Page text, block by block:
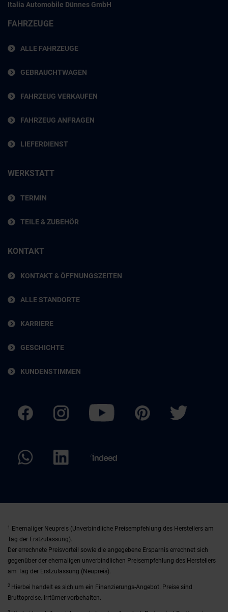
Italia Automobile Dünnes GmbH
FAHRZEUGE
ALLE FAHRZEUGE
GEBRAUCHTWAGEN
FAHRZEUG VERKAUFEN
FAHRZEUG ANFRAGEN
LIEFERDIENST
WERKSTATT
TERMIN
TEILE & ZUBEHÖR
KONTAKT
KONTAKT & ÖFFNUNGSZEITEN
ALLE STANDORTE
KARRIERE
GESCHICHTE
KUNDENSTIMMEN
1
Ehemaliger Neupreis (Unverbindliche Preisempfehlung des Herstellers am
Tag der Erstzulassung).
Der errechnete Preisvorteil sowie die angegebene Ersparnis errechnet sich
gegenüber der ehemaligen unverbindlichen Preisempfehlung des Herstellers
am Tag der Erstzulassung (Neupreis).
2 Hierbei handelt es sich um ein Finanzierungs-Angebot. Preise sind
Bruttopreise. Irrtümer vorbehalten.